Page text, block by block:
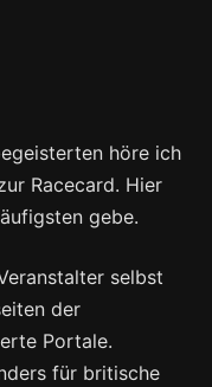
höre ich
Racecard. Hier
gebe.
selbst
der
Portale.
für britische